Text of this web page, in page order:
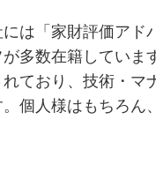
には「家財評価アド
が多数在籍していま
れており、技術・マ
。個人様はもちろん